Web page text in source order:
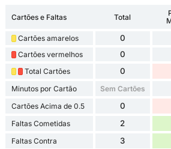
Cartões e Faltas Total
Cartões amarelos 0
Cartões vermelhos 0
Total Cartões 0
Minutos por Cartão Sem Cartões
Cartões Acima de 0.5 0
Faltas Cometidas 2
Faltas Contra 3